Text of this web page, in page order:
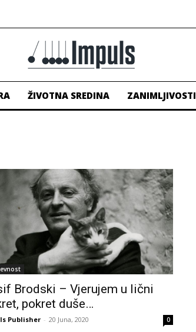
ŽIVOTNA SREDINA ZANIMLJIVOSTI
Brodski – Vjerujem u lični
pokret duše…
Publisher - 20 Juna, 2020 0